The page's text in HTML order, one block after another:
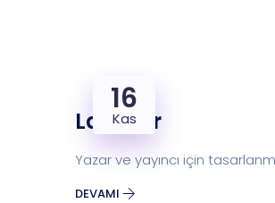
16
Kas
LaAutor
Yazar ve yayıncı için
DEVAMI